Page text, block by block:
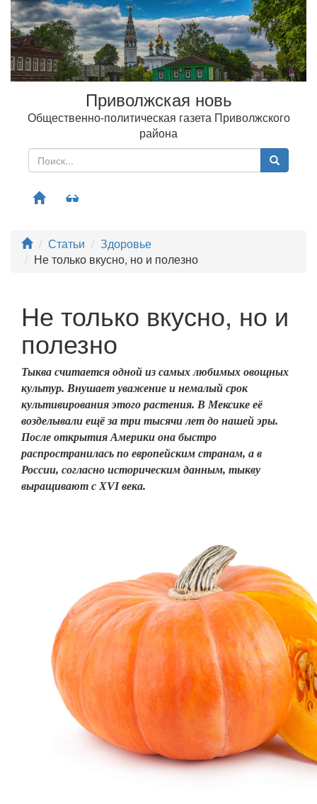
Приволжская новь
Общественно-политическая газета Приволжского
района
Статьи
Здоровье
Не только вкусно, но и полезно
Не только вкусно, но и
полезно
Тыква считается одной из самых любимых овощных
культур. Внушает уважение и немалый срок
культивирования этого растения. В Мексике её
возделывали ещё за три тысячи лет до нашей эры.
После открытия Америки она быстро
распространилась по европейским странам, а в
России, согласно историческим данным, тыкву
выращивают с XVI века.